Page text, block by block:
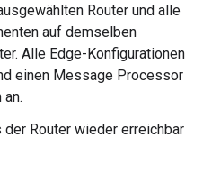
Router und alle
auf demselben
Alle Edge-Konfigurationen
einen Message Processor
Router wieder erreichbar